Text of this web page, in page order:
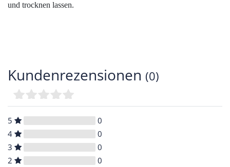
und trocknen lassen.
Kundenrezensionen (0)
5
0
4
0
3
0
2
0